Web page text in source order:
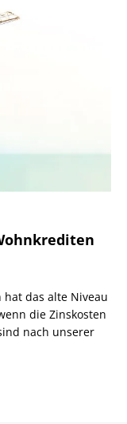
das alte Niveau
die Zinskosten
nach unserer